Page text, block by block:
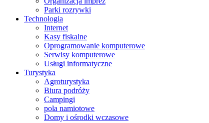
Parki rozrywki
Technologia
Internet
Kasy fiskalne
Oprogramowanie komputerowe
Serwisy komputerowe
Usługi informatyczne
Turystyka
Agroturystyka
Biura podróży
Campingi
pola namiotowe
Domy i ośrodki wczasowe